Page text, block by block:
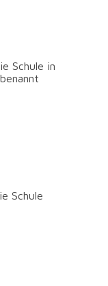
Schule in
Schule